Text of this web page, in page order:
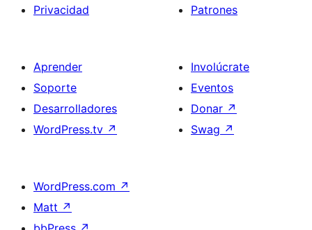
Privacidad
Patrones
Aprender
Soporte
Desarrolladores
WordPress.tv ↗
Involúcrate
Eventos
Donar ↗
Swag ↗
WordPress.com ↗
Matt ↗